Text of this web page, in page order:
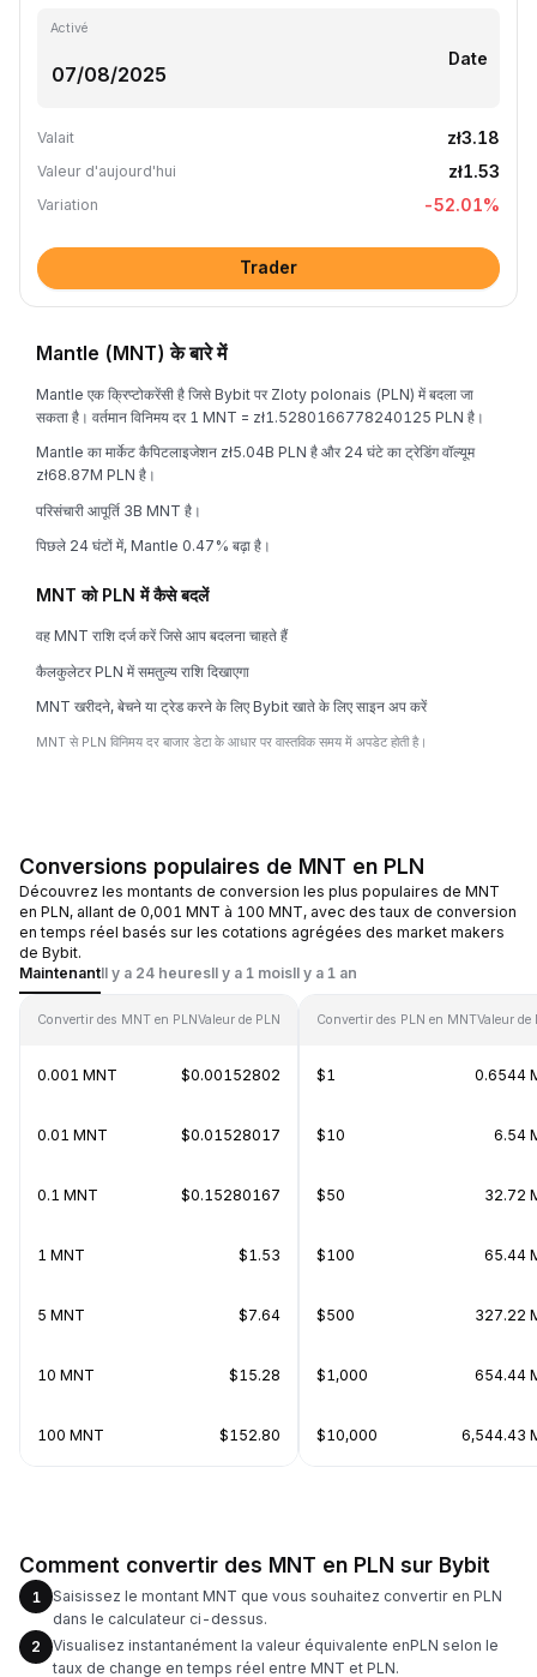
Activé
Date
Valait zł3.18
Valeur d'aujourd'hui zł1.53
Variation -52.01%
Trader
Mantle (MNT) के बारे में
Mantle एक क्रिप्टोकरेंसी है जिसे Bybit पर Zloty polonais (PLN) में बदला जा
सकता है। वर्तमान विनिमय दर 1 MNT = zł1.5280166778240125 PLN है।
Mantle का मार्केट कैपिटलाइजेशन zł5.04B PLN है और 24 घंटे का ट्रेडिंग वॉल्यूम
zł68.87M PLN है।
परिसंचारी आपूर्ति 3B MNT है।
पिछले 24 घंटों में, Mantle 0.47% बढ़ा है।
MNT को PLN में कैसे बदलें
वह MNT राशि दर्ज करें जिसे आप बदलना चाहते हैं
कैलकुलेटर PLN में समतुल्य राशि दिखाएगा
MNT खरीदने, बेचने या ट्रेड करने के लिए Bybit खाते के लिए साइन अप करें
MNT से PLN विनिमय दर बाजार डेटा के आधार पर वास्तविक समय में अपडेट होती है।
Conversions populaires de MNT en PLN
Découvrez les montants de conversion les plus populaires de MNT
en PLN, allant de 0,001 MNT à 100 MNT, avec des taux de conversion
en temps réel basés sur les cotations agrégées des market makers
de Bybit.
MaintenantIl y a 24 heuresIl y a 1 moisIl y a 1 an
Convertir des MNT en PLNValeur de PLN
0.001 MNT $0.00152802
0.01 MNT $0.01528017
0.1 MNT $0.15280167
1 MNT $1.53
5 MNT $7.64
10 MNT $15.28
100 MNT $152.80
Convertir des PLN en MNTValeur de
$1 0.6544
$10 6.54
$50 32.72
$100 65.44
$500 327.22
$1,000 654.44
$10,000 6,544.43
Comment convertir des MNT en PLN sur Bybit
1
Saisissez le montant MNT que vous souhaitez convertir en PLN
dans le calculateur ci-dessus.
2
Visualisez instantanément la valeur équivalente enPLN selon le
taux de change en temps réel entre MNT et PLN.